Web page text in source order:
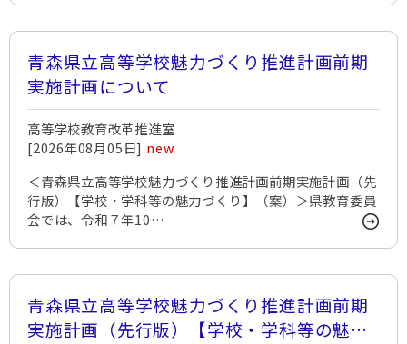
青森県立高等学校魅力づくり推進計画前期
実施計画について
高等学校教育改革推進室
[2026年08月05日] new
＜青森県立高等学校魅力づくり推進計画前期実施計画（先
行版）【学校・学科等の魅力づくり】（案）＞県教育委員
会では、令和７年10…
青森県立高等学校魅力づくり推進計画前期
実施計画（先行版）【学校・学科等の魅力